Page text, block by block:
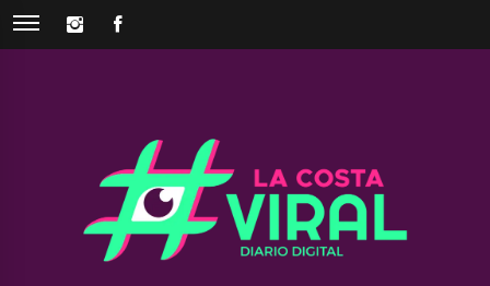
Skip
INSTAGRAM